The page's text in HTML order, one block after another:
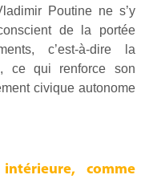
Poutine ne s’y
de la portée
c’est-à-dire la
ce qui renforce son
civique autonome
comme